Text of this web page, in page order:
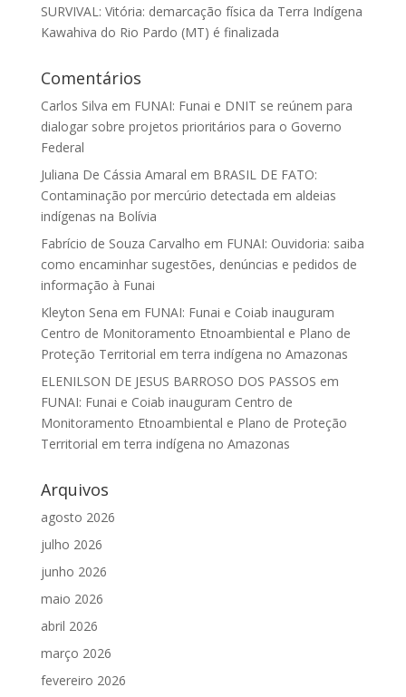
SURVIVAL: Vitória: demarcação física da Terra Indígena
Kawahiva do Rio Pardo (MT) é finalizada
Comentários
Carlos Silva em FUNAI: Funai e DNIT se reúnem para
dialogar sobre projetos prioritários para o Governo
Federal
Juliana De Cássia Amaral em BRASIL DE FATO:
Contaminação por mercúrio detectada em aldeias
indígenas na Bolívia
Fabrício de Souza Carvalho em FUNAI: Ouvidoria: saiba
como encaminhar sugestões, denúncias e pedidos de
informação à Funai
Kleyton Sena em FUNAI: Funai e Coiab inauguram
Centro de Monitoramento Etnoambiental e Plano de
Proteção Territorial em terra indígena no Amazonas
ELENILSON DE JESUS BARROSO DOS PASSOS em
FUNAI: Funai e Coiab inauguram Centro de
Monitoramento Etnoambiental e Plano de Proteção
Territorial em terra indígena no Amazonas
Arquivos
agosto 2026
julho 2026
junho 2026
maio 2026
abril 2026
março 2026
fevereiro 2026